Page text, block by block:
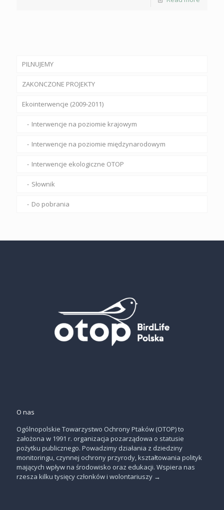
PILNUJEMY
ZAKONCZONE PROJEKTY
Ekointerwencje (2009-2011)
Interwencje na poziomie krajowym
Interwencje na poziomie międzynarodowym
Interwencje ekologiczne OTOP
Słownik
Do pobrania
O nas
Ogólnopolskie Towarzystwo Ochrony Ptaków (OTOP) to
założona w 1991 r. organizacja pozarządowa o statusie
pożytku publicznego. Powadzimy działania z dziedziny
monitoringu, czynnej ochrony przyrody, kształtowania polityk
mających wpływ na środowisko oraz edukacji. Wspiera nas
rzesza kilku tysięcy członków i wolontariuszy →